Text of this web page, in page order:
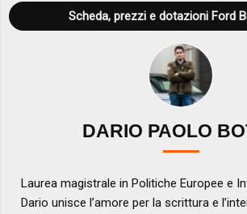
Scheda, prezzi e dotazioni Ford
DARIO PAOLO
Laurea magistrale in Politiche Europee e
Dario unisce l’amore per la scrittura e